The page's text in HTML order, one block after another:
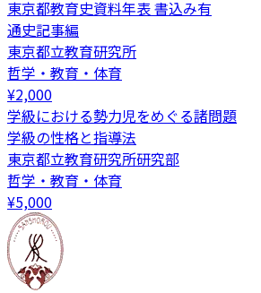
東京都教育史資料年表 書込み有
通史記事編
東京都立教育研究所
哲学・教育・体育
¥2,000
学級における勢力児をめぐる諸問題
学級の性格と指導法
東京都立教育研究所研究部
哲学・教育・体育
¥5,000